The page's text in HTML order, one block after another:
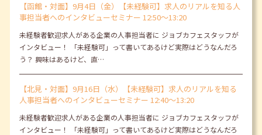
【函館・対面】9月4日（金）【未経験可】求人のリアルを知る人
事担当者へのインタビューセミナー 12:50～13:20
未経験者歓迎求人がある企業の人事担当者に ジョブカフェスタッフが
インタビュー！ 「未経験可」って書いてあるけど実際はどうなんだろ
う？ 興味はあるけど、直…
【北見・対面】9月16日（水）【未経験可】求人のリアルを知る
人事担当者へのインタビューセミナー 12:40～13:20
未経験者歓迎求人がある企業の人事担当者に ジョブカフェスタッフが
インタビュー！ 「未経験可」って書いてあるけど実際はどうなんだろ